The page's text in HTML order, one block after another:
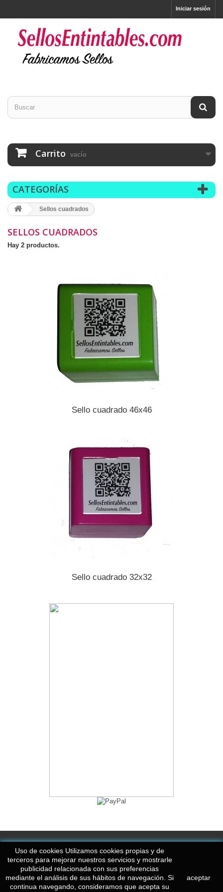
Iniciar sesión
Carrito vacío
CATEGORÍAS
Sellos cuadrados
SELLOS CUADRADOS
Hay 2 productos.
Sello cuadrado 46x46
Sello cuadrado 32x32
Información
Mi cuenta
Uso de cookies Utilizamos cookies propias y de
terceros para mejorar nuestros servicios y mostrarle
publicidad relacionada con sus preferencias
mediante el análisis de sus hábitos de navegación. Si
continua navegando, consideramos que acepta su
aceptar